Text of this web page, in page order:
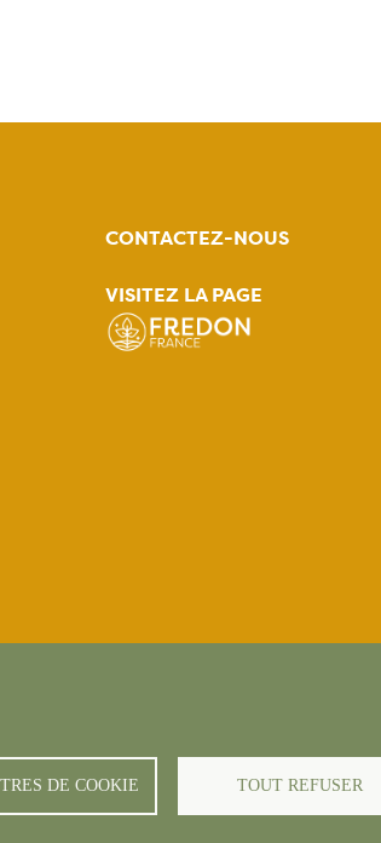
CONTACTEZ-NOUS
VISITEZ LA PAGE
2019 -Mentions légales
DE COOKIE TOUT REFUSER